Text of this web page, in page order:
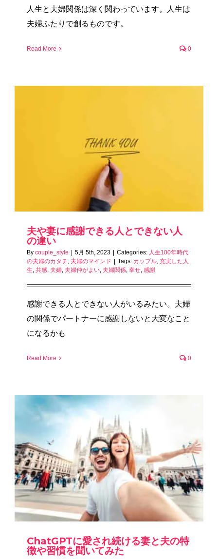
人生と夫婦関係は深く関わっています。人生は
夫婦ふたりで創るものです。
Read More 0
夫や妻に感謝できる人とできない人
の違い
By couple_style 5月 5th, 2023 Categories: 人生100年時代
の夫婦のカタチ, 夫婦のマインド Tags: カップル, 充実した人
生, 共感, 夫婦, 夫婦仲がよい, 夫婦関係, 幸せ, 感謝
感謝できる人とできない人がいるみたい。夫婦
の関係でパートナーに感謝しないと大変なこと
になるかも
Read More 0
ChatGPTに愛され続ける妻と夫の特
徴や習慣を聞いてみた